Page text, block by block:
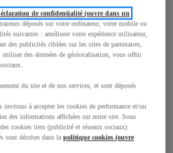
de confidentialité (ouvre dans un
déposés sur votre ordinateur, votre mobile ou
suivantes : améliorer votre expérience utilisateur,
des publicités ciblées sur les sites de partenaires,
utiliser des données de géolocalisation, vous offrir
du site et de nos services, et sont déposés
à accepter les cookies de performance et/ou
des informations affichées sur notre site. Sous
cookies tiers (publicité et réseaux sociaux)
sont décrites dans lapolitique cookies (ouvre